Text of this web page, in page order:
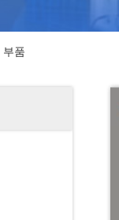
부품